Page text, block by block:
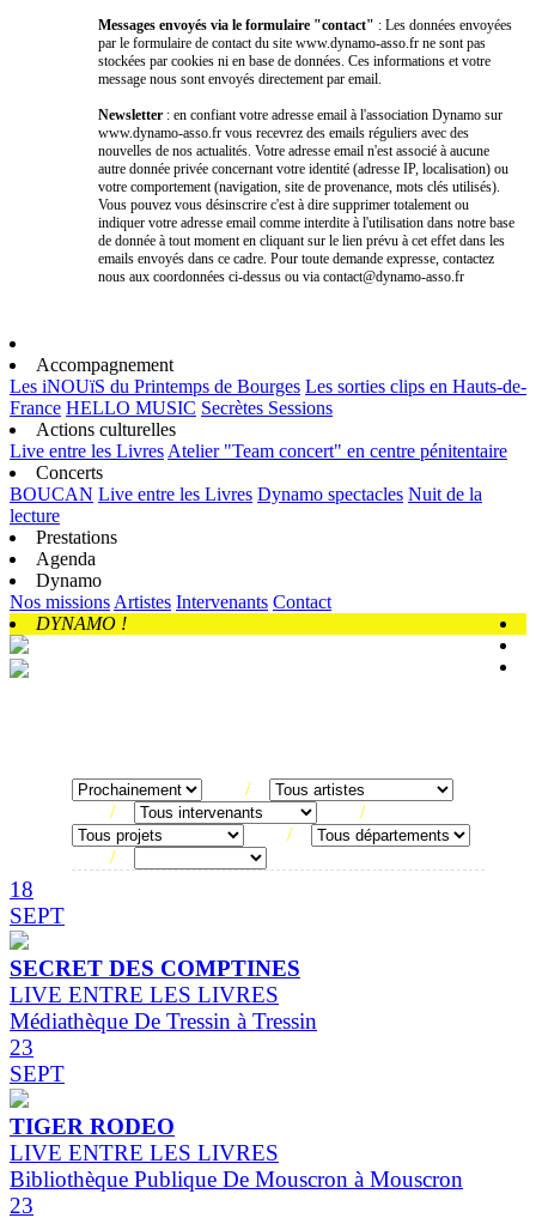
Messages envoyés via le formulaire "contact" : Les données envoyées
par le formulaire de contact du site www.dynamo-asso.fr ne sont pas
stockées par cookies ni en base de données. Ces informations et votre
message nous sont envoyés directement par email.
Newsletter : en confiant votre adresse email à l'association Dynamo sur
www.dynamo-asso.fr vous recevrez des emails réguliers avec des
nouvelles de nos actualités. Votre adresse email n'est associé à aucune
autre donnée privée concernant votre identité (adresse IP, localisation) ou
votre comportement (navigation, site de provenance, mots clés utilisés).
Vous pouvez vous désinscrire c'est à dire supprimer totalement ou
indiquer votre adresse email comme interdite à l'utilisation dans notre base
de donnée à tout moment en cliquant sur le lien prévu à cet effet dans les
emails envoyés dans ce cadre. Pour toute demande expresse, contactez
nous aux coordonnées ci-dessus ou via contact@dynamo-asso.fr
Accompagnement
Les iNOUïS du Printemps de Bourges Les sorties clips en Hauts-de-
France HELLO MUSIC Secrètes Sessions
Actions culturelles
Live entre les Livres Atelier "Team concert" en centre pénitentaire
Concerts
BOUCAN Live entre les Livres Dynamo spectacles Nuit de la
lecture
Prestations
Agenda
Dynamo
Nos missions Artistes Intervenants Contact
DYNAMO !
/
/
/
/
/
18
SEPT
SECRET DES COMPTINES
LIVE ENTRE LES LIVRES
Médiathèque De Tressin à Tressin
23
SEPT
TIGER RODEO
LIVE ENTRE LES LIVRES
Bibliothèque Publique De Mouscron à Mouscron
23